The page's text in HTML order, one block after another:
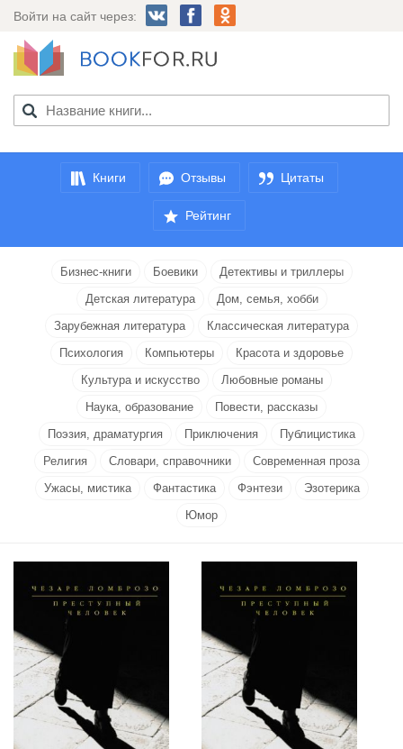
Войти на сайт через:
Книги Отзывы Цитаты
Рейтинг
Бизнес-книги Боевики
Детективы и триллеры
Детская литература
Дом, семья, хобби
Зарубежная литература
Классическая литература
Психология
Компьютеры
Красота и здоровье
Культура и искусство
Любовные романы
Наука, образование
Повести, рассказы
Поэзия, драматургия
Приключения
Публицистика
Религия
Словари, справочники
Современная проза
Ужасы, мистика
Фантастика Фэнтези
Эзотерика
Юмор